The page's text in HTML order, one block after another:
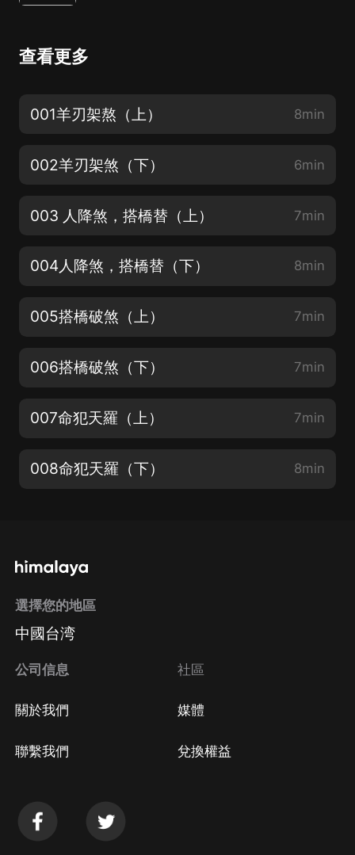
查看更多
001羊刃架熬（上） 8min
002羊刃架煞（下） 6min
003 人降煞，搭橋替（上） 7min
004人降煞，搭橋替（下） 8min
005搭橋破煞（上） 7min
006搭橋破煞（下） 7min
007命犯天羅（上） 7min
008命犯天羅（下） 8min
選擇您的地區
中國台湾
公司信息
關於我們
聯繫我們
社區
媒體
兌換權益